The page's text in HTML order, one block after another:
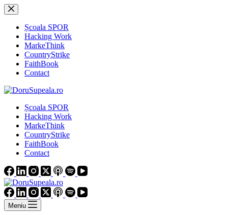
Sari
la
conținutȘcoala SPOR
Hacking Work
MarkeThink
CountryStrike
FaithBook
Contact
Școala SPOR
Hacking Work
MarkeThink
CountryStrike
FaithBook
Contact
Meniu